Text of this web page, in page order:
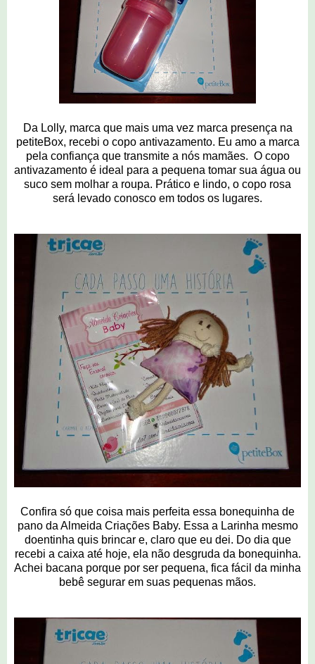
Da Lolly, marca que mais uma vez marca presença na
petiteBox, recebi o copo antivazamento. Eu amo a marca
pela confiança que transmite a nós mamães. O copo
antivazamento é ideal para a pequena tomar sua água ou
suco sem molhar a roupa. Prático e lindo, o copo rosa
será levado conosco em todos os lugares.
Confira só que coisa mais perfeita essa bonequinha de
pano da Almeida Criações Baby. Essa a Larinha mesmo
doentinha quis brincar e, claro que eu dei. Do dia que
recebi a caixa até hoje, ela não desgruda da bonequinha.
Achei bacana porque por ser pequena, fica fácil da minha
bebê segurar em suas pequenas mãos.